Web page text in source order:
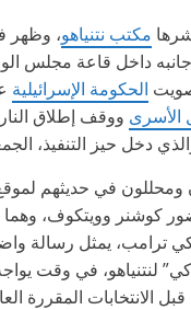
مكتب نتنياهو، وظهر
داخل قاعة مجلس
الحكومة الإسرائيلية
الأسرى ووقف إطلاق
دخل حيز التنفيذ،
ومحللون في حديثهم
كوشنر وويتكوف،
ترامب، يمثل رسالة
لنتنياهو، في وقت
الانتخابات المقررة